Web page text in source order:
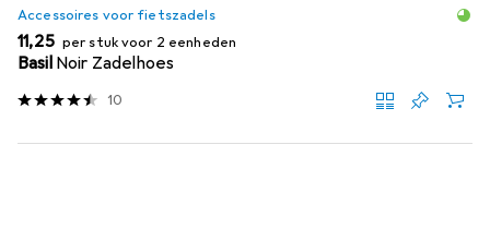
Accessoires voor fietszadels
EUR
11,25 per stuk voor 2 eenheden
Basil Noir Zadelhoes
10